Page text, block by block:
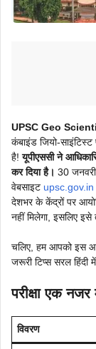
UPSC Geo
कंबाइंड जियो-
है!यूपीएससी ने
कर दिया है। 30
वेबसाइट upsc.gov.in
देशभर के केंद्रों पर
नहीं मिलेगा, इसलिए
चलिए, हम आपको इस
जरूरी टिप्स सरल हिंदी
परीक्षा एक
विवरण